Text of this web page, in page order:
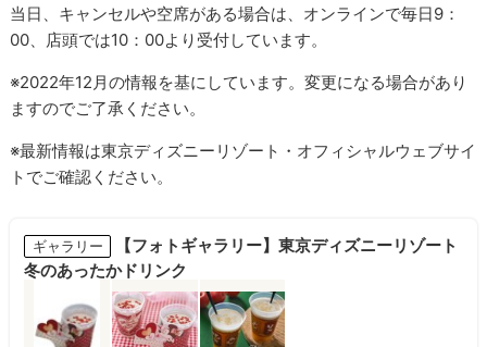
当日、キャンセルや空席がある場合は、オンラインで毎日9：
00、店頭では10：00より受付しています。
※2022年12月の情報を基にしています。変更になる場合があり
ますのでご了承ください。
※最新情報は東京ディズニーリゾート・オフィシャルウェブサイ
トでご確認ください。
ギャラリー
【フォトギャラリー】東京ディズニーリゾート
冬のあったかドリンク